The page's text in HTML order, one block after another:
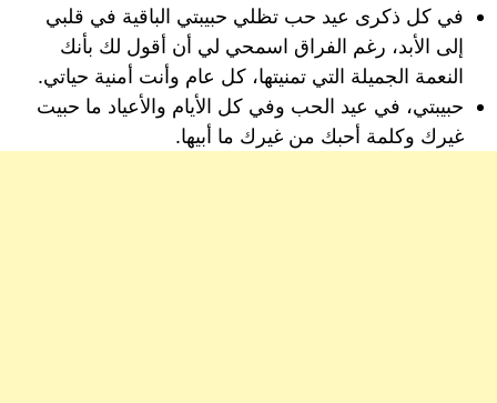
في كل ذكرى عيد حب تظلي حبيبتي الباقية في قلبي
إلى الأبد، رغم الفراق اسمحي لي أن أقول لك بأنك
النعمة الجميلة التي تمنيتها، كل عام وأنت أمنية حياتي.
حبيبتي، في عيد الحب وفي كل الأيام والأعياد ما حبيت
غيرك وكلمة أحبك من غيرك ما أبيها.